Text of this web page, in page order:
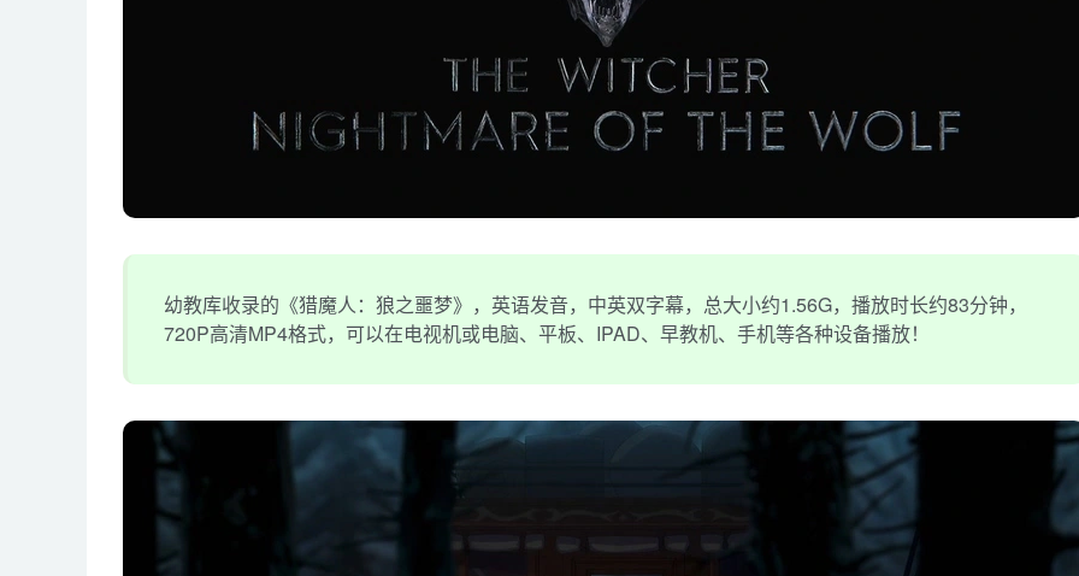
幼教库收录的《猎魔人：狼之噩梦》，英语发音，中英双字幕，总大小约1.56G，播放时长约83分钟，
720P高清MP4格式，可以在电视机或电脑、平板、IPAD、早教机、手机等各种设备播放！